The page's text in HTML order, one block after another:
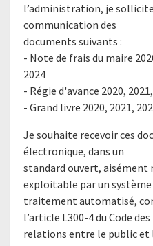
l’administration, je
communication des
documents suivants :
- Note de frais du maire
2024
- Régie d'avance 2020,
- Grand livre 2020, 2021,
Je souhaite recevoir ces
électronique, dans un
standard ouvert,
exploitable par un système
traitement automatisé,
l’article L300-4 du Code des
relations entre le public et